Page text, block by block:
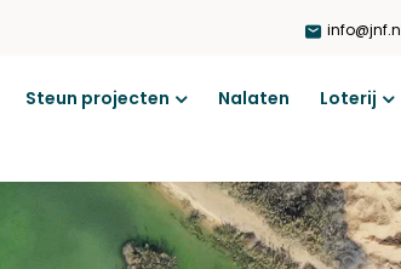
Steun projecten Nalaten Loterij